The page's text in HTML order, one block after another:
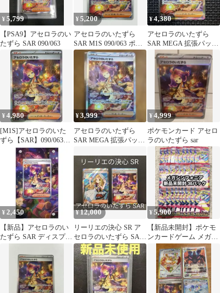
¥5,799
【PSA9】アセロラのい
たずら SAR 090/063
¥5,200
アセロラのいたずら
SAR M1S 090/063 ポケ
モンカード
¥4,380
アセロラのいたずら
SAR MEGA 拡張パック
メガシンフォニア
090/0…
¥4,980
[M1S]アセロラのいた
ずら【SAR】090/063
IT61NGFTSNEO
¥3,999
アセロラのいたずら
SAR MEGA 拡張パック
09…
¥4,999
ポケモンカード アセロ
ラのいたずら sar
¥ 2,450
【新品】アセロラのい
たずら SAR ディスプレ
¥12,000
リーリエの決心 SR ア
セロラのいたずら SAR
2枚セット！【美品】
¥5,900
【新品未開封】ポケモ
ンカードゲーム メガシ
ンフォニア 30パック